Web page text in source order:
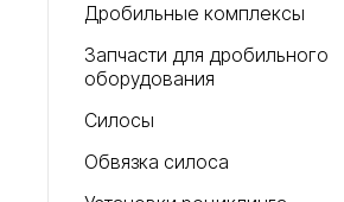
Дробильные комплексы
Запчасти для дробильного
оборудования
Силосы
Обвязка силоса